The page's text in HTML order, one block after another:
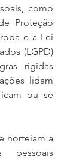
como
Proteção
e a Lei
(LGPD)
rígidas
lidam
ou se
norteiam a
pessoais